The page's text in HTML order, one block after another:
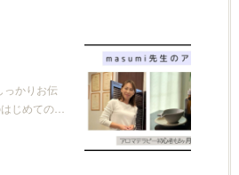
っかりお伝
じめての…